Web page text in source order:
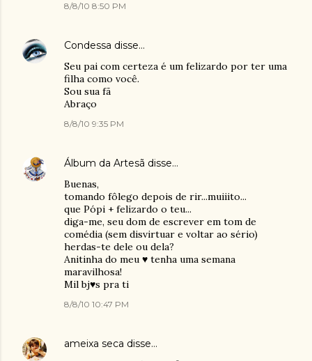
8/8/10 8:50 PM
Condessa disse…
Seu pai com certeza é um felizardo por ter uma
filha como você.
Sou sua fã
Abraço
8/8/10 9:35 PM
Álbum da Artesã disse…
Buenas,
tomando fôlego depois de rir...muiiito...
que Pópi + felizardo o teu...
diga-me, seu dom de escrever em tom de
comédia (sem disvirtuar e voltar ao sério)
herdas-te dele ou dela?
Anitinha do meu ♥ tenha uma semana
maravilhosa!
Mil bj♥s pra ti
8/8/10 10:47 PM
ameixa seca disse…